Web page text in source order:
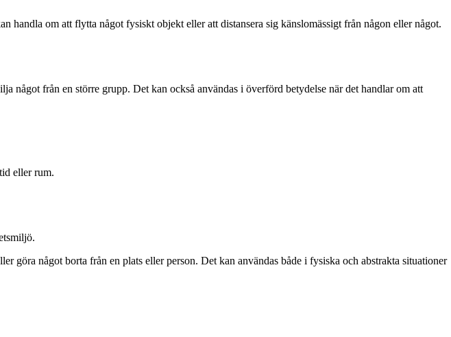
handla om att flytta något fysiskt objekt eller att distansera sig känslomässigt från någon eller något.
något från en större grupp. Det kan också användas i överförd betydelse när det handlar om att
eller rum.
göra något borta från en plats eller person. Det kan användas både i fysiska och abstrakta situationer